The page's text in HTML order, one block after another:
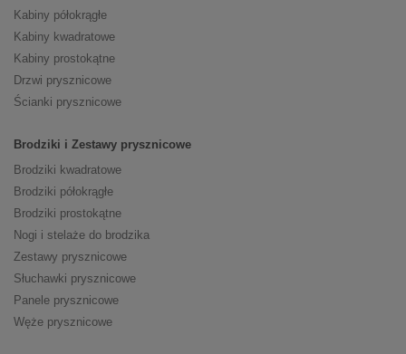
Kabiny półokrągłe
Kabiny kwadratowe
Kabiny prostokątne
Drzwi prysznicowe
Ścianki prysznicowe
Brodziki i Zestawy prysznicowe
Brodziki kwadratowe
Brodziki półokrągłe
Brodziki prostokątne
Nogi i stelaże do brodzika
Zestawy prysznicowe
Słuchawki prysznicowe
Panele prysznicowe
Węże prysznicowe